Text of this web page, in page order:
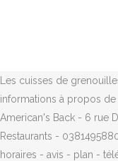
Les cuisses de
informations à propos
American's Back - 6 rue
Restaurants -
horaires - avis - plan -